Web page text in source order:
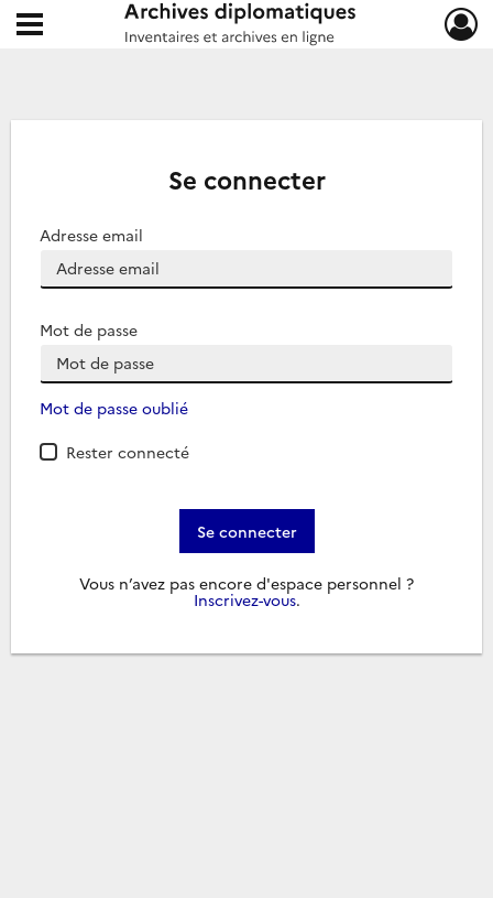
Archives diplomatiques
Ouvrir le menu déroulant
Se connecter
Adresse email
Mot de passe
Mot de passe oublié
Rester connecté
Se connecter
Vous n’avez pas encore d'espace personnel ?
Inscrivez-vous.